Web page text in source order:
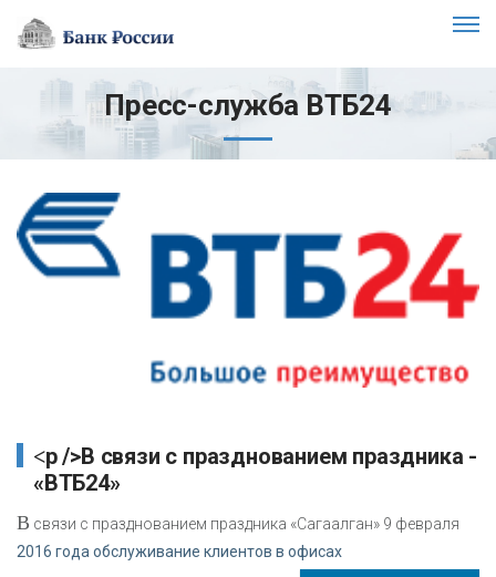
Пресс-служба ВТБ24
<p />В связи с празднованием праздника -
«ВТБ24»
В связи с празднованием праздника «Сагаалган» 9 февраля
2016 года обслуживание клиентов в офисах